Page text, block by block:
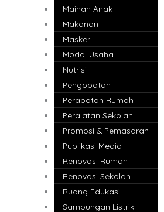
Mainan Anak
Makanan
Masker
Modal Usaha
Nutrisi
Pengobatan
Perabotan Rumah
Peralatan Sekolah
Promosi & Pemasaran
Publikasi Media
Renovasi Rumah
Renovasi Sekolah
Ruang Edukasi
Sambungan Listrik